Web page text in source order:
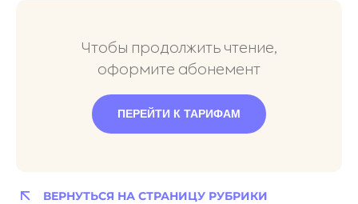
Чтобы продолжить чтение,
оформите абонемент
ПЕРЕЙТИ К ТАРИФАМ
ВЕРНУТЬСЯ НА СТРАНИЦУ РУБРИКИ